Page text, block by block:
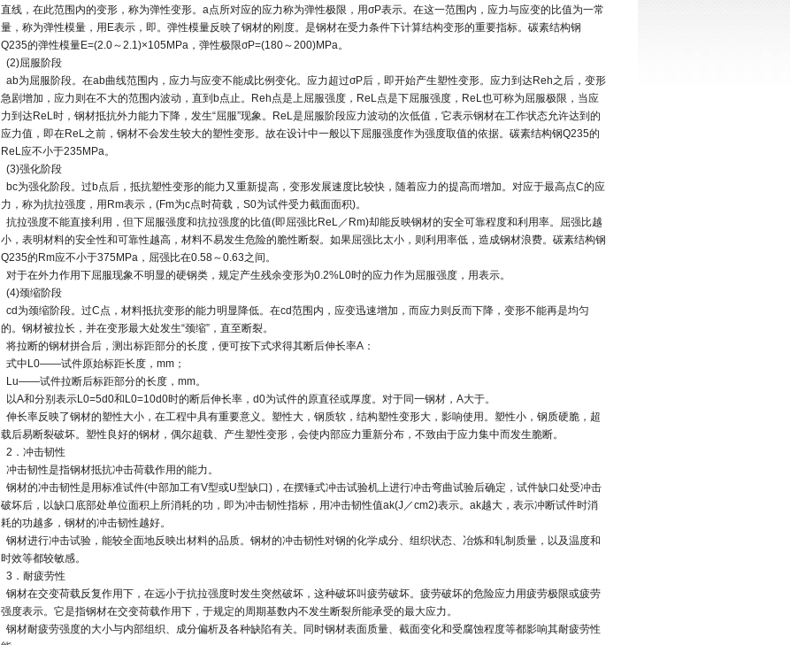
直线，在此范围内的变形，称为弹性变形。a点所对应的应力称为弹性极限，用σP表示。在这一范围内，应力与应变的比值为一常
量，称为弹性模量，用E表示，即。弹性模量反映了钢材的刚度。是钢材在受力条件下计算结构变形的重要指标。碳素结构钢
Q235的弹性模量E=(2.0～2.1)×105MPa，弹性极限σP=(180～200)MPa。
(2)屈服阶段
ab为屈服阶段。在ab曲线范围内，应力与应变不能成比例变化。应力超过σP后，即开始产生塑性变形。应力到达Reh之后，变形
急剧增加，应力则在不大的范围内波动，直到b点止。Reh点是上屈服强度，ReL点是下屈服强度，ReL也可称为屈服极限，当应
力到达ReL时，钢材抵抗外力能力下降，发生“屈服”现象。ReL是屈服阶段应力波动的次低值，它表示钢材在工作状态允许达到的
应力值，即在ReL之前，钢材不会发生较大的塑性变形。故在设计中一般以下屈服强度作为强度取值的依据。碳素结构钢Q235的
ReL应不小于235MPa。
(3)强化阶段
bc为强化阶段。过b点后，抵抗塑性变形的能力又重新提高，变形发展速度比较快，随着应力的提高而增加。对应于最高点C的应
力，称为抗拉强度，用Rm表示，(Fm为c点时荷载，S0为试件受力截面面积)。
抗拉强度不能直接利用，但下屈服强度和抗拉强度的比值(即屈强比ReL／Rm)却能反映钢材的安全可靠程度和利用率。屈强比越
小，表明材料的安全性和可靠性越高，材料不易发生危险的脆性断裂。如果屈强比太小，则利用率低，造成钢材浪费。碳素结构钢
Q235的Rm应不小于375MPa，屈强比在0.58～0.63之间。
对于在外力作用下屈服现象不明显的硬钢类，规定产生残余变形为0.2%L0时的应力作为屈服强度，用表示。
(4)颈缩阶段
cd为颈缩阶段。过C点，材料抵抗变形的能力明显降低。在cd范围内，应变迅速增加，而应力则反而下降，变形不能再是均匀
的。钢材被拉长，并在变形最大处发生“颈缩”，直至断裂。
将拉断的钢材拼合后，测出标距部分的长度，便可按下式求得其断后伸长率A：
式中L0——试件原始标距长度，mm；
Lu——试件拉断后标距部分的长度，mm。
以A和分别表示L0=5d0和L0=10d0时的断后伸长率，d0为试件的原直径或厚度。对于同一钢材，A大于。
伸长率反映了钢材的塑性大小，在工程中具有重要意义。塑性大，钢质软，结构塑性变形大，影响使用。塑性小，钢质硬脆，超
载后易断裂破坏。塑性良好的钢材，偶尔超载、产生塑性变形，会使内部应力重新分布，不致由于应力集中而发生脆断。
2．冲击韧性
冲击韧性是指钢材抵抗冲击荷载作用的能力。
钢材的冲击韧性是用标准试件(中部加工有V型或U型缺口)，在摆锤式冲击试验机上进行冲击弯曲试验后确定，试件缺口处受冲击
破坏后，以缺口底部处单位面积上所消耗的功，即为冲击韧性指标，用冲击韧性值ak(J／cm2)表示。ak越大，表示冲断试件时消
耗的功越多，钢材的冲击韧性越好。
钢材进行冲击试验，能较全面地反映出材料的品质。钢材的冲击韧性对钢的化学成分、组织状态、冶炼和轧制质量，以及温度和
时效等都较敏感。
3．耐疲劳性
钢材在交变荷载反复作用下，在远小于抗拉强度时发生突然破坏，这种破坏叫疲劳破坏。疲劳破坏的危险应力用疲劳极限或疲劳
强度表示。它是指钢材在交变荷载作用下，于规定的周期基数内不发生断裂所能承受的最大应力。
钢材耐疲劳强度的大小与内部组织、成分偏析及各种缺陷有关。同时钢材表面质量、截面变化和受腐蚀程度等都影响其耐疲劳性